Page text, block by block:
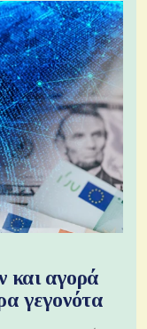
και αγορά
γεγονότα